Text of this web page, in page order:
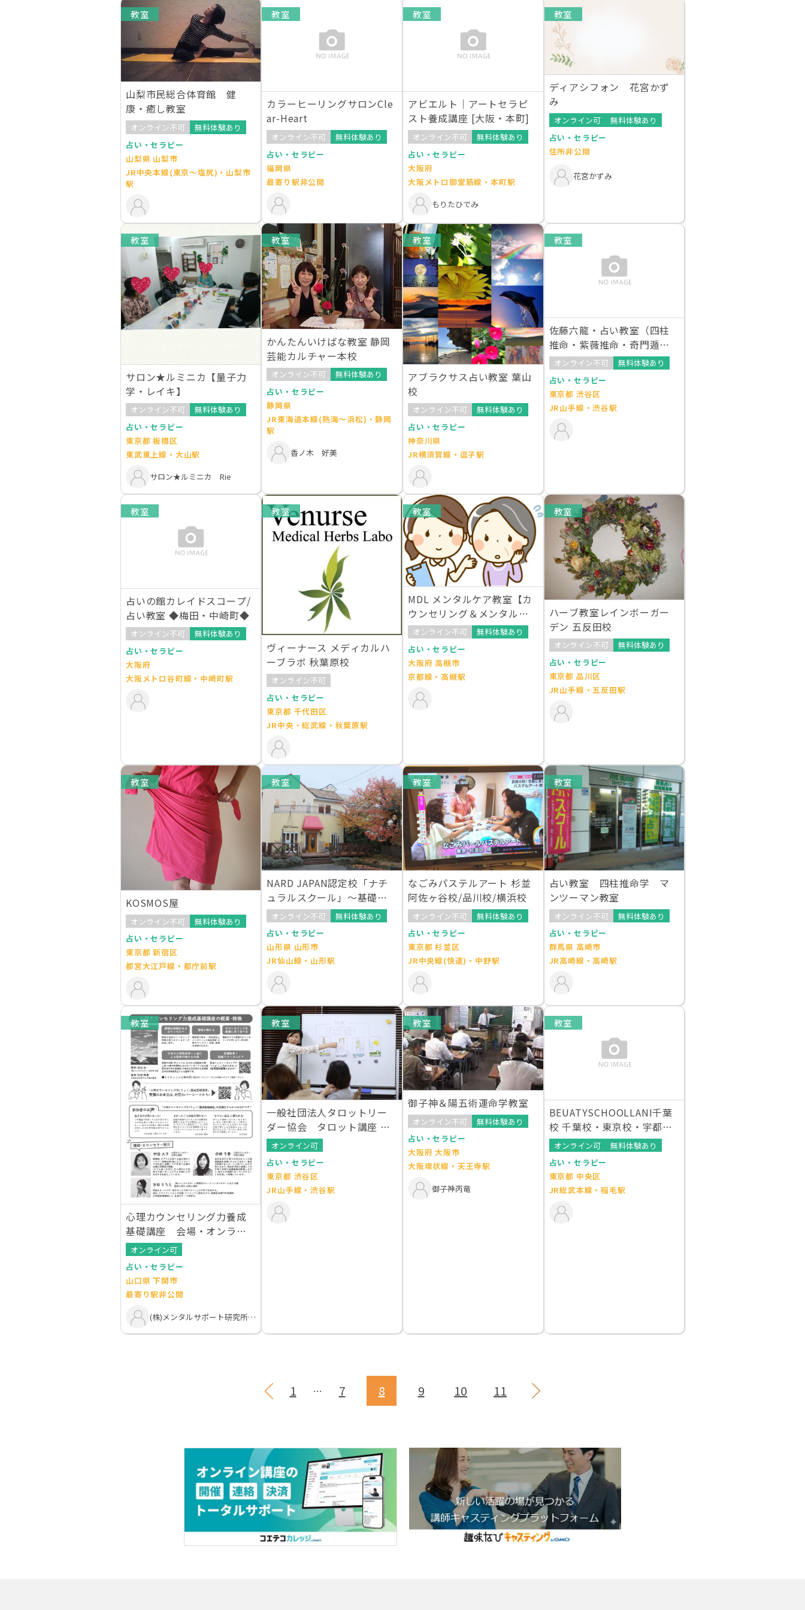
教室
山梨市民総合体育館 健
康・癒し教室
オンライン不可
無料体験あり
占い・セラピー
山梨県 山梨市
JR中央本線(東京～塩尻)・山梨市
駅
教室
カラーヒーリングサロンCle
ar-Heart
オンライン不可
無料体験あり
占い・セラピー
福岡県
最寄り駅非公開
教室
アビエルト｜アートセラピ
スト養成講座 [大阪・本町]
オンライン不可
無料体験あり
占い・セラピー
大阪府
大阪メトロ御堂筋線・本町駅
もりたひでみ
教室
ディアシフォン 花宮かず
み
オンライン可
無料体験あり
占い・セラピー
住所非公開
花宮かずみ
教室
サロン★ルミニカ【量子力
学・レイキ】
オンライン不可
無料体験あり
占い・セラピー
東京都 板橋区
東武東上線・大山駅
サロン★ルミニカ Rie
教室
かんたんいけばな教室 静岡
芸能カルチャー本校
オンライン不可
無料体験あり
占い・セラピー
静岡県
JR東海道本線(熱海～浜松)・静岡
駅
香ノ木 好美
教室
アブラクサス占い教室 葉山
校
オンライン不可
無料体験あり
占い・セラピー
神奈川県
JR横須賀線・逗子駅
教室
佐藤六龍・占い教室（四柱
推命・紫薇推命・奇門遁
甲・五行易・六壬・人相・
手相・命名・風水）
オンライン不可
無料体験あり
占い・セラピー
東京都 渋谷区
JR山手線・渋谷駅
教室
占いの館カレイドスコープ/
占い教室 ◆梅田・中崎町◆
オンライン不可
無料体験あり
占い・セラピー
大阪府
大阪メトロ谷町線・中崎町駅
教室
ヴィーナース メディカルハ
ーブラボ 秋葉原校
オンライン不可
占い・セラピー
東京都 千代田区
JR中央・総武線・秋葉原駅
教室
MDL メンタルケア教室【カ
ウンセリング＆メンタルケ
ア】
オンライン不可
無料体験あり
占い・セラピー
大阪府 高槻市
京都線・高槻駅
教室
ハーブ教室レインボーガー
デン 五反田校
オンライン不可
無料体験あり
占い・セラピー
東京都 品川区
JR山手線・五反田駅
教室
KOSMOS屋
オンライン不可
無料体験あり
占い・セラピー
東京都 新宿区
都営大江戸線・都庁前駅
教室
NARD JAPAN認定校「ナチ
ュラルスクール」～基礎か
ら学ぶメディカルアロマテ
ラピー 山形本校
オンライン不可
無料体験あり
占い・セラピー
山形県 山形市
JR仙山線・山形駅
教室
なごみパステルアート 杉並
阿佐ヶ谷校/品川校/横浜校
オンライン不可
無料体験あり
占い・セラピー
東京都 杉並区
JR中央線(快速)・中野駅
教室
占い教室 四柱推命学 マ
ンツーマン教室
オンライン不可
無料体験あり
占い・セラピー
群馬県 高崎市
JR高崎線・高崎駅
教室
心理カウンセリング力養成
基礎講座 会場・オンライ
ン同時開催！
オンライン可
占い・セラピー
山口県 下関市
最寄り駅非公開
(株)メンタルサポート研究所グループ メンタルサポート山口
教室
一般社団法人タロットリー
ダー協会 タロット講座 渋
谷校
オンライン可
占い・セラピー
東京都 渋谷区
JR山手線・渋谷駅
教室
御子神＆陽五術運命学教室
オンライン不可
無料体験あり
占い・セラピー
大阪府 大阪市
大阪環状線・天王寺駅
御子神丙竜
教室
BEUATYSCHOOLLANI千葉
校 千葉校・東京校・宇都宮
校・大阪校
オンライン可
無料体験あり
占い・セラピー
東京都 中央区
JR総武本線・稲毛駅
1 … 7 8 9 10 11